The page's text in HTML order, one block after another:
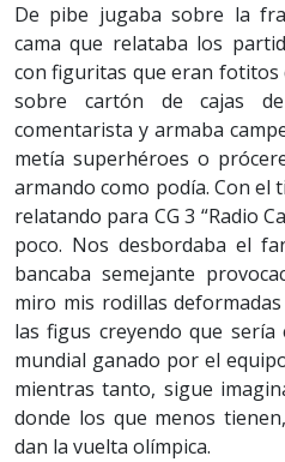
De pibe jugaba sobre la
cama que relataba los
con figuritas que eran fotitos
sobre cartón de cajas
comentarista y armaba
metía superhéroes o
armando como podía. Con el
relatando para CG 3 “Radio
poco. Nos desbordaba el
bancaba semejante
miro mis rodillas
las figus creyendo que
mundial ganado por el
mientras tanto, sigue
donde los que menos
dan la vuelta olímpica.